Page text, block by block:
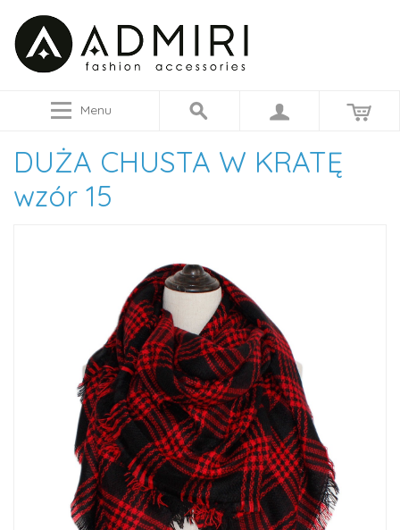
Menu
DUŻA CHUSTA W KRATĘ
wzór 15